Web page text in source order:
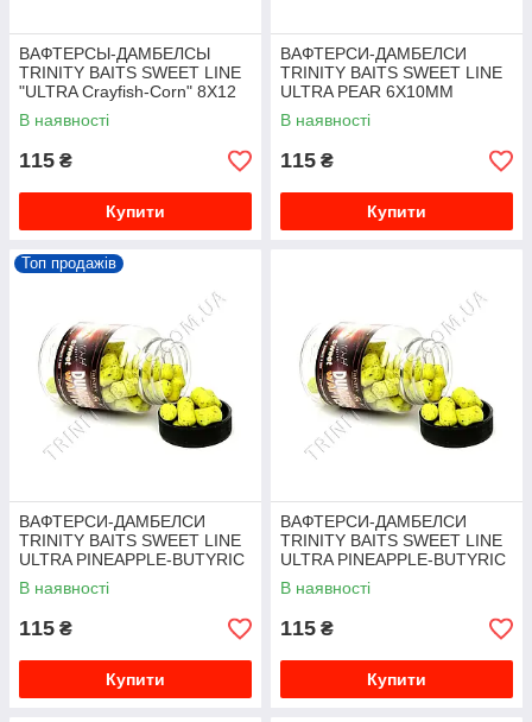
ВАФТЕРСЫ-ДАМБЕЛСЫ
TRINITY BAITS SWEET LINE
"ULTRA Crayfish-Corn" 8Х12
ММ
В наявності
115 ₴
Купити
ВАФТЕРСИ-ДАМБЕЛСИ
TRINITY BAITS SWEET LINE
ULTRA PEAR 6Х10ММ
В наявності
115 ₴
Купити
Топ продажів
ВАФТЕРСИ-ДАМБЕЛСИ
TRINITY BAITS SWEET LINE
ULTRA PINEAPPLE-BUTYRIC
ACID 6Х10 ММ
В наявності
115 ₴
Купити
ВАФТЕРСИ-ДАМБЕЛСИ
TRINITY BAITS SWEET LINE
ULTRA PINEAPPLE-BUTYRIC
ACID 8Х12 ММ
В наявності
115 ₴
Купити